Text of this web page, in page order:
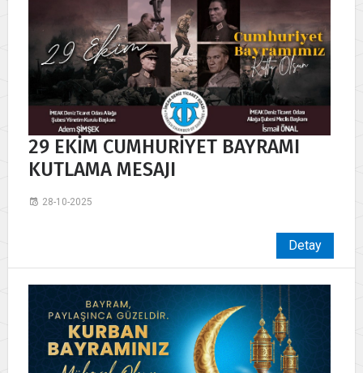
29 EKİM CUMHURİYET BAYRAMI
KUTLAMA MESAJI
28-10-2025
Detay